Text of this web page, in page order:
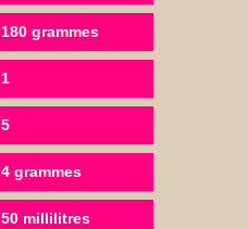
180 grammes
1
5
4 grammes
50 millilitres